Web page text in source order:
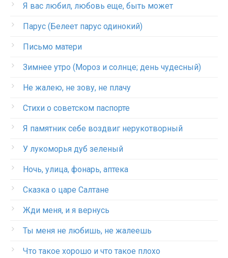
Я вас любил, любовь еще, быть может
Парус (Белеет парус одинокий)
Письмо матери
Зимнее утро (Мороз и солнце; день чудесный)
Не жалею, не зову, не плачу
Стихи о советском паспорте
Я памятник себе воздвиг нерукотворный
У лукоморья дуб зеленый
Ночь, улица, фонарь, аптека
Сказка о царе Салтане
Жди меня, и я вернусь
Ты меня не любишь, не жалеешь
Что такое хорошо и что такое плохо